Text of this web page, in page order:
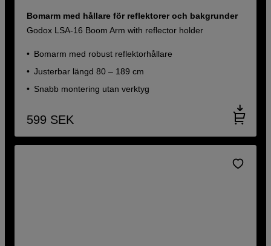
Bomarm med hållare för reflektorer och bakgrunder
Godox LSA-16 Boom Arm with reflector holder
Bomarm med robust reflektorhållare
Justerbar längd 80 – 189 cm
Snabb montering utan verktyg
599 SEK